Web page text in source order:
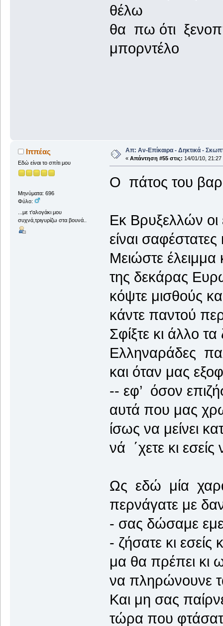
θέλω
θα πω ότι
μπορντέλο
Ιππέας
Εδώ είναι το σπίτι μου
Μηνύματα: 696
Φύλο:
...με τ'αλογάκι μου
συχνά,τριγυρίζω στα βουνά..
Απ: Αν-Επίκαιρα - Δηκτικά -
« Απάντηση #55 στις: 14/01/10, 21:27
Ο πάτος του
Εκ Βρυξελλών οι
είναι σαφέστατες
Μειώστε έλειμμα
της δεκάρας
κόψτε μισθούς
κάντε παντού
Σφίξτε κι άλλο
Ελληναράδες
και όταν μας
-- εφ’ όσον
αυτά που μας
ίσως να μείνει
νά ΄χετε κι εσείς
Ως εδώ μία
περνάγατε με
- σας δώσαμε
- ζήσατε κι εσείς
μα θα πρέπει κι
να πληρώνουνε
Και μη σας
τώρα που